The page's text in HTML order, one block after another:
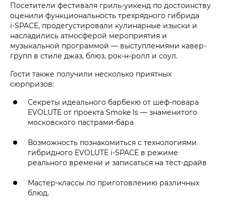
Посетители фестиваля гриль-уикенд по достоинству
оценили функциональность трехрядного гибрида
i‑SPACE, продегустировали кулинарные изыски и
насладились атмосферой мероприятия и
музыкальной программой — выступлениями кавер-
групп в стиле джаз, блюз, рок-н-ролл и соул.
Гости также получили несколько приятных
сюрпризов:
Секреты идеального барбекю от шеф-повара
EVOLUTE от проекта Smoke Is — знаменитого
московского пастрами-бара
Возможность познакомиться с технологиями
гибридного EVOLUTE i‑SPACE в режиме
реального времени и записаться на тест-драйв
Мастер-классы по приготовлению различных
блюд.